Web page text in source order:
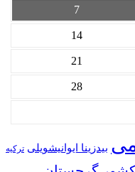
7
14
21
28
بیدزینا ایوانیشویلی ترکیه